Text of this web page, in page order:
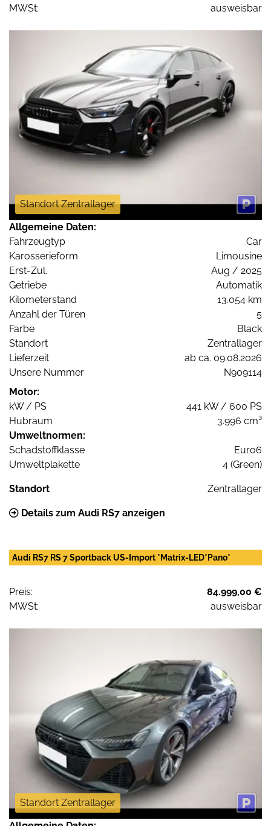
MWSt:
ausweisbar
Standort Zentrallager
Allgemeine Daten:
Fahrzeugtyp
Car
Karosserieform
Limousine
Erst-Zul.
Aug / 2025
Getriebe
Automatik
Kilometerstand
13.054 km
Anzahl der Türen
5
Farbe
Black
Standort
Zentrallager
Lieferzeit
ab ca. 09.08.2026
Unsere Nummer
N909114
Motor:
kW / PS
441 kW / 600 PS
Hubraum
3.996 cm³
Umweltnormen:
Schadstoffklasse
Euro6
Umweltplakette
4 (Green)
Standort Zentrallager
Details zum Audi RS7 anzeigen
Audi RS7 RS 7 Sportback US-Import *Matrix-LED*Pano*
Preis:
84.999,00 €
MWSt:
ausweisbar
Standort Zentrallager